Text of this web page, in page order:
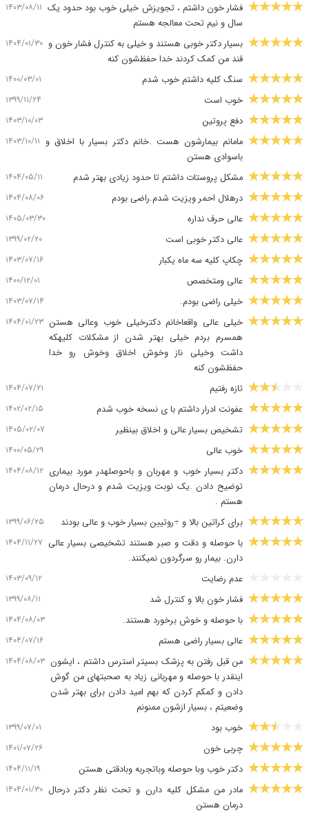
فشار خون داشتم ، تجویزش خیلی خوب بود حدود یک
سال و نیم تحت معالجه هستم
۱۴۰۳/۰۸/۱۱
بسیار دکتر خوبی هستند و خیلی به کنترل فشار خون و
قند من کمک کردند خدا حفظشون کنه
۱۴۰۴/۰۱/۳۰
سنگ کلیه داشتم خوب شدم ۱۴۰۰/۰۳/۰۱
خوب است ۱۳۹۹/۱۱/۲۴
دفع پروتین ۱۴۰۳/۱۰/۰۳
مامانم بیمارشون هست .خانم دکتر بسیار با اخلاق و
باسوادی هستن
۱۴۰۳/۱۰/۱۱
مشکل پروستات داشتم تا حدود زیادی بهتر شدم ۱۴۰۴/۰۵/۱۱
درهلال احمر ویزیت شدم.راضی بودم ۱۴۰۴/۰۸/۰۶
عالی حرف نداره ۱۴۰۵/۰۳/۳۰
عالی دکتر خوبی است ۱۳۹۹/۰۲/۲۰
چکاپ کلیه سه ماه یکبار ۱۴۰۳/۰۷/۱۶
عالی ومتخصص ۱۴۰۰/۱۲/۰۱
خیلی راضی بودم. ۱۴۰۳/۰۷/۱۴
خیلی عالی واقعاخانم دکترخیلی خوب وعالی هستن
همسرم بردم خیلی بهتر شدن از مشکلات کلیهکه
داشت وخیلی ناز وخوش اخلاق وخوش رو خدا
حفظشون کنه
۱۴۰۴/۰۱/۲۳
تازه رفتیم ۱۴۰۴/۰۷/۲۱
عفونت ادرار داشتم با ی نسخه خوب شدم ۱۴۰۲/۰۲/۱۵
تشخیص بسیار عالی و اخلاق بینظیر ۱۴۰۵/۰۲/۰۷
خوب عالی ۱۴۰۰/۰۵/۲۹
دکتر بسیار خوب و مهربان و باحوصلهدر مورد بیماری
توضیح دادن .یک نوبت ویزیت شدم و درحال درمان
هستم .
۱۴۰۴/۰۸/۱۲
برای کراتین بالا و ÷روتیین بسیار خوب و عالی بودند ۱۳۹۹/۰۶/۲۵
با حوصله و دقت و صبر هستند تشخیصی بسیار عالی
دارن. بیمار رو سرگردون نمیکنند.
۱۴۰۴/۱۱/۲۷
عدم رضایت ۱۴۰۳/۰۹/۱۲
فشار خون بالا و کنترل شد ۱۳۹۹/۰۸/۱۱
با حوصله و خوش برخورد هستند. ۱۴۰۴/۰۸/۰۳
عالی بسیار راضی هستم ۱۴۰۴/۰۷/۱۶
من قبل رفتن به پزشک بسیتر استرس داشتم ، ایشون
اینقدر با حوصله و مهربانی زیاد به صحبتهای من گوش
دادن و کمکم کردن که بهم امید دادن برای بهتر شدن
وضعیتم ، بسیار ازشون ممنونم
۱۴۰۴/۰۸/۰۳
خوب بود ۱۳۹۹/۰۷/۰۱
چربی خون ۱۴۰۱/۰۷/۲۶
دکتر خوب وبا حوصله وباتجربه وبادقتی هستن ۱۴۰۴/۱۱/۱۹
مادر من مشکل کلیه دارن و تحت نظر دکتر درحال
درمان هستن
۱۴۰۴/۰۱/۳۰